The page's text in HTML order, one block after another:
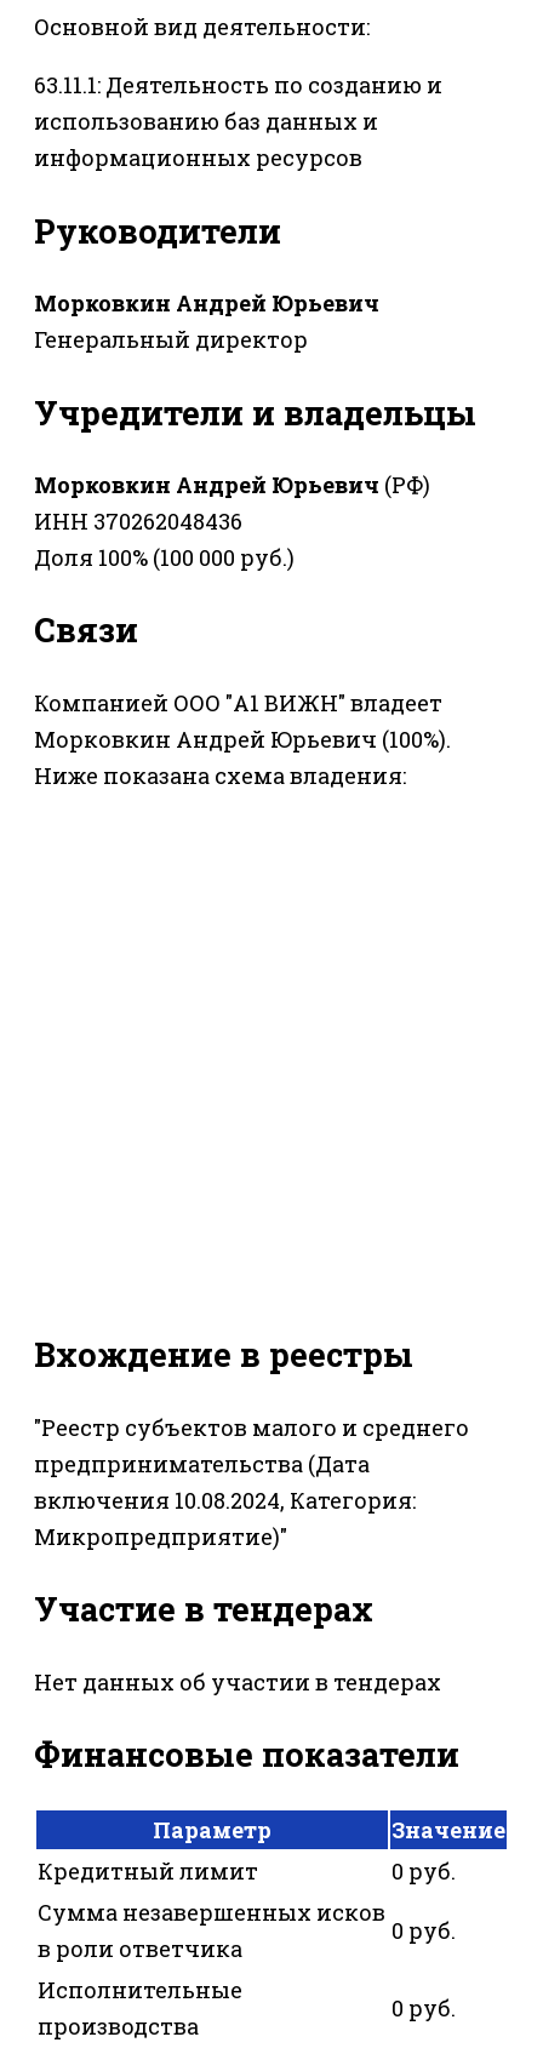
Основной вид деятельности:
63.11.1: Деятельность по созданию и
использованию баз данных и
информационных ресурсов
Руководители
Морковкин Андрей Юрьевич
Генеральный директор
Учредители и владельцы
Морковкин Андрей Юрьевич (РФ)
ИНН 370262048436
Доля 100% (100 000 руб.)
Связи
Компанией ООО "А1 ВИЖН" владеет
Морковкин Андрей Юрьевич (100%).
Ниже показана схема владения:
Вхождение в реестры
"Реестр субъектов малого и среднего
предпринимательства (Дата
включения 10.08.2024, Категория:
Микропредприятие)"
Участие в тендерах
Нет данных об участии в тендерах
Финансовые показатели
Параметр
Значение
Кредитный лимит
0 руб.
Сумма незавершенных исков
в роли ответчика
0 руб.
Исполнительные
производства
0 руб.